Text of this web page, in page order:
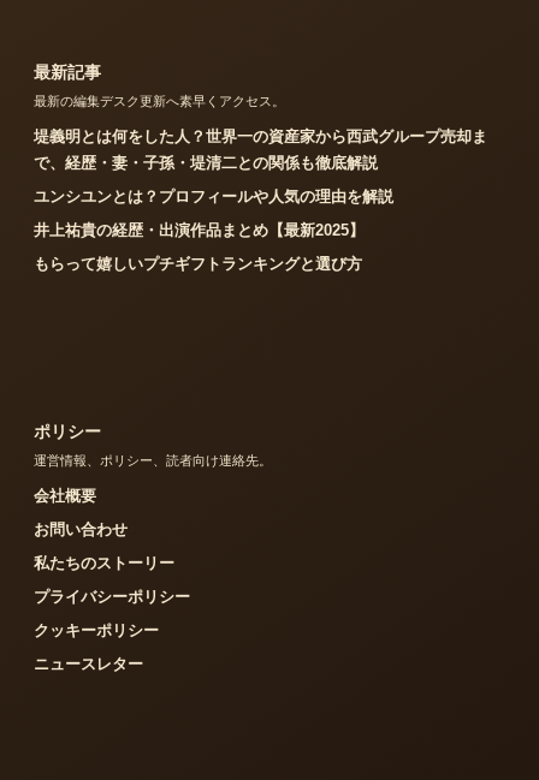
最新記事
最新の編集デスク更新へ素早くアクセス。
堤義明とは何をした人？世界一の資産家から西武グループ売却ま
で、経歴・妻・子孫・堤清二との関係も徹底解説
ユンシユンとは？プロフィールや人気の理由を解説
井上祐貴の経歴・出演作品まとめ【最新2025】
もらって嬉しいプチギフトランキングと選び方
ポリシー
運営情報、ポリシー、読者向け連絡先。
会社概要
お問い合わせ
私たちのストーリー
プライバシーポリシー
クッキーポリシー
ニュースレター